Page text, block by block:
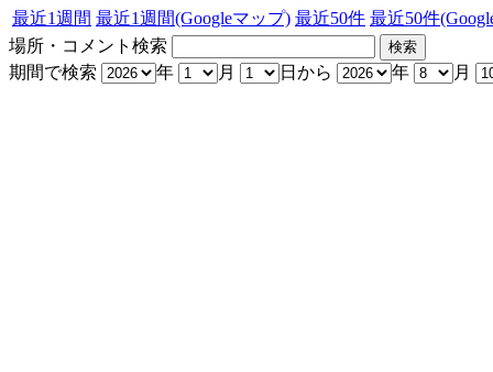
最近1週間 最近1週間(Googleマップ) 最近50件 最近50件
場所・コメント検索
期間で検索
年 月 日から 年 月